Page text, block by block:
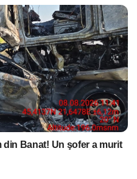
Banat! Un şofer a murit